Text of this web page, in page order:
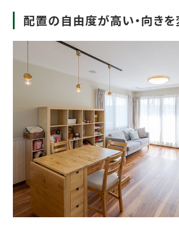
配置の自由度が高い・向きを